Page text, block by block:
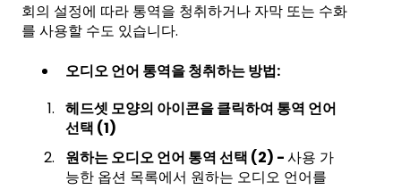
회의 설정에 따라 통역을 청취하거나 자막 또는 수화
를 사용할 수도 있습니다.
오디오 언어 통역을 청취하는 방법:
헤드셋 모양의 아이콘을 클릭하여 통역 언어
선택 (1)
원하는 오디오 언어 통역 선택 (2) -사용 가
능한 옵션 목록에서 원하는 오디오 언어를